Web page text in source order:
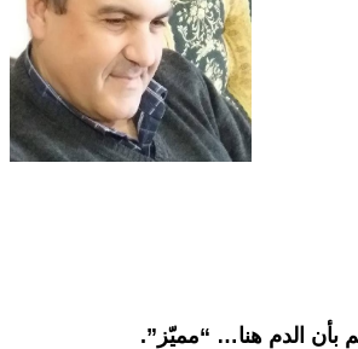
بأن الدم هنا… “مميّز”.